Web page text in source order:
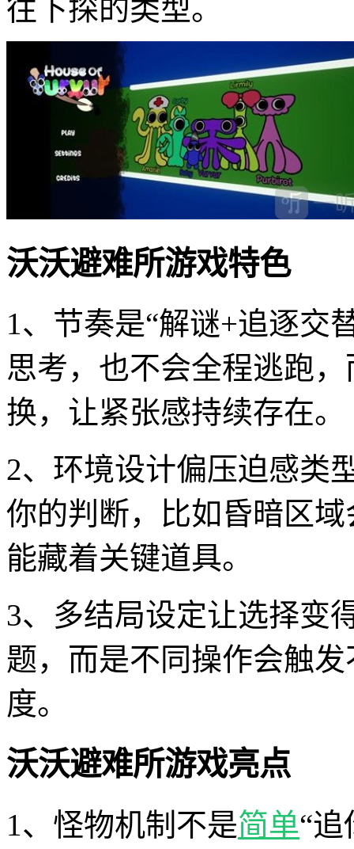
往下探的类型。
沃沃避难所游戏特色
1、节奏是“解谜+追逐交
思考，也不会全程逃跑
换，让紧张感持续存在。
2、环境设计偏压迫感类
你的判断，比如昏暗区
能藏着关键道具。
3、多结局设定让选择变
题，而是不同操作会触发
度。
沃沃避难所游戏亮点
1、怪物机制不是简单“